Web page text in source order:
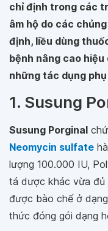
chỉ định trong các
âm hộ do các
định, liều dùng
bệnh nâng cao
những tác dụng
1. Susung
Susung Porginal
Neomycin sulfate
lượng 100.000 IU,
tá dược khác vừa đủ
được bào chế ở
thức đóng gói dạng